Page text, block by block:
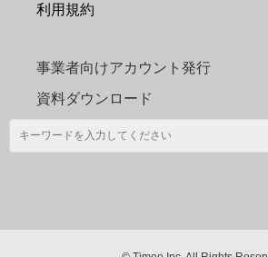
利用規約
事業者向けアカウント発行
資料ダウンロード